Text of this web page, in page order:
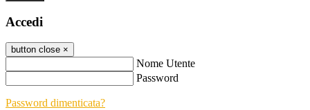
Accedi
button close ×
Nome Utente
Password
Password dimenticata?